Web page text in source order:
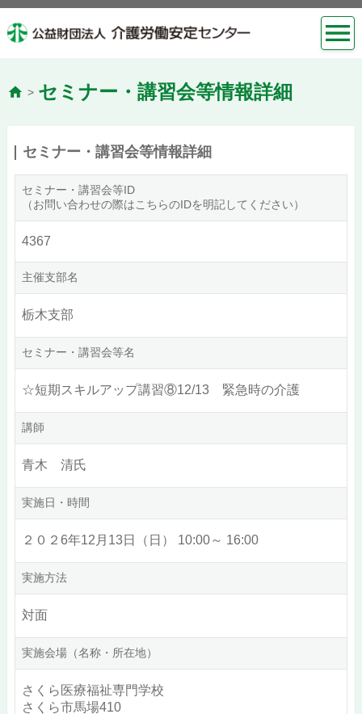
> セミナー・講習会等情報詳細
セミナー・講習会等情報詳細
セミナー・講習会等ID
（お問い合わせの際はこちらのIDを明記してください）
4367
主催支部名
栃木支部
セミナー・講習会等名
☆短期スキルアップ講習⑧12/13 緊急時の介護
講師
青木 清氏
実施日・時間
２０２6年12月13日（日） 10:00～ 16:00
実施方法
対面
実施会場（名称・所在地）
さくら医療福祉専門学校
さくら市馬場410